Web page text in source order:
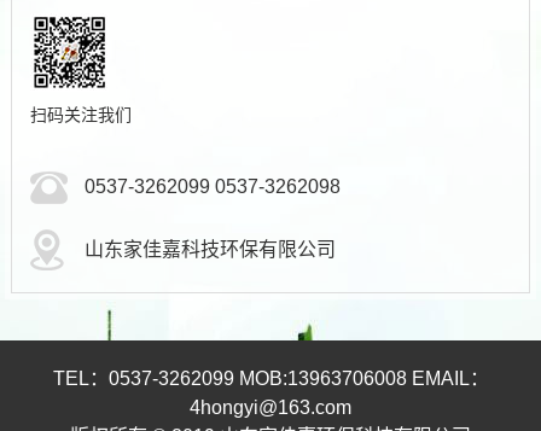
扫码关注我们
0537-3262099 0537-3262098
山东家佳嘉科技环保有限公司
TEL：0537-3262099 MOB:13963706008 EMAIL：
4hongyi@163.com